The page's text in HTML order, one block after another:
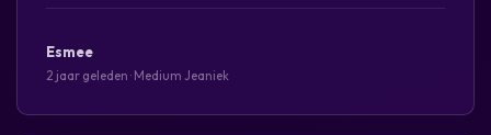
Esmee
2 jaar geleden · Medium Jeaniek